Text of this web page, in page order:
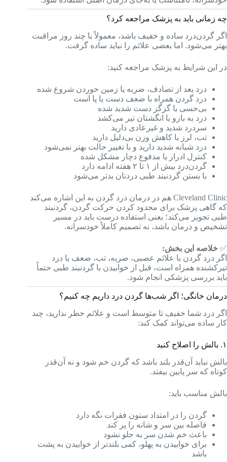
چه زمانی باید به پزشک مراجعه کرد؟
اگر گردن‌درد ساده و خفیف باشد، معمولاً با چند روز مراقبت
بهتر می‌شود. اما بعضی علائم را نباید ساده گرفت.
در این شرایط به پزشک مراجعه کنید:
درد بعد از تصادف، ضربه یا زمین خوردن شروع شده
درد گردن همراه با ضعف دست یا پا است
بی‌حسی یا گزگز دست شدید شده
درد به بازو یا انگشتان تیر می‌کشد
سردرد شدید و غیرعادی دارید
تب، لرز یا کاهش وزن بی‌دلیل دارید
درد شبانه شدید دارید و با تغییر حالت بهتر نمی‌شود
کنترل ادرار یا مدفوع دچار مشکل شده
گردن‌درد بیش از ۱ تا ۲ هفته ادامه دارد
با بستن گردنبند طبی دردتان بدتر می‌شود
Cleveland Clinic هم در درمان درد گردن به این اشاره می‌کند
که گاهی پزشک برای محدود کردن حرکت گردن، گردنبند
طبی تجویز می‌کند؛ یعنی استفاده درست باید در مسیر
تشخیص و درمان باشد، نه تصمیم کاملاً خودسرانه.
✅ خلاصه این بخش:
اگر درد گردن با علائم عصبی، ضربه، تب، ضعف یا درد
تیرکشنده همراه است، قبل از خوابیدن با گردنبند طبی حتماً
باید بررسی پزشکی انجام شود.
درمان خانگی؛ اگر شب‌ها گردن درد داریم چه کنیم؟
اگر درد شما خفیف تا متوسط است و علائم خطر ندارید، چند
کار ساده می‌تواند کمک کند:
۱. بالش را اصلاح کنید
بالش نباید آن‌قدر بلند باشد که گردن خم شود و نه آن‌قدر
کوتاه که سر پایین بیفتد.
بالش مناسب باید:
گردن را در امتداد ستون فقرات نگه دارد
فاصله بین سر و شانه را پر کند
باعث خم شدن سر به جلو نشود
برای خوابیدن به پهلو، کمی بلندتر از خوابیدن به پشت
باشد